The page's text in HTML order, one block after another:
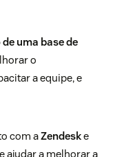
uma base de
o
a equipe, e
com aZendeske
ajudar a melhorar a